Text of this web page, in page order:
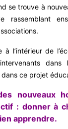
se trouve à
rassemblant
à l’intérieur de
dans
ce projet
nouveaux
: donner à
apprendre.